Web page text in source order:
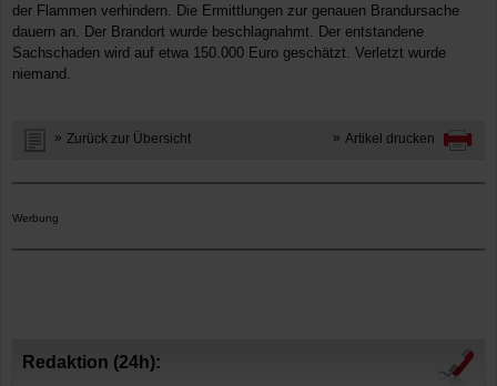
der Flammen verhindern. Die Ermittlungen zur genauen Brandursache
dauern an. Der Brandort wurde beschlagnahmt. Der entstandene
Sachschaden wird auf etwa 150.000 Euro geschätzt. Verletzt wurde
niemand.
Zurück zur Übersicht Artikel drucken
Werbung
Redaktion (24h):